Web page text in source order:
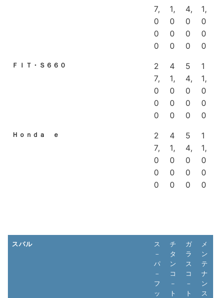
7,
0
0
0
1,
0
0
0
4,
0
0
0
1,
0
0
0
ＦＩＴ・Ｓ６６０
2
7,
0
0
0
4
1,
0
0
0
5
4,
0
0
0
1
1,
0
0
0
Ｈｏｎｄａ ｅ
2
7,
0
0
0
4
1,
0
0
0
5
4,
0
0
0
1
1,
0
0
0
スバル
ス
－
パ
－
フ
ッ
チ
タ
ン
コ
－
ト
ガ
ラ
ス
コ
－
ト
メ
ン
テ
ナ
ン
ス